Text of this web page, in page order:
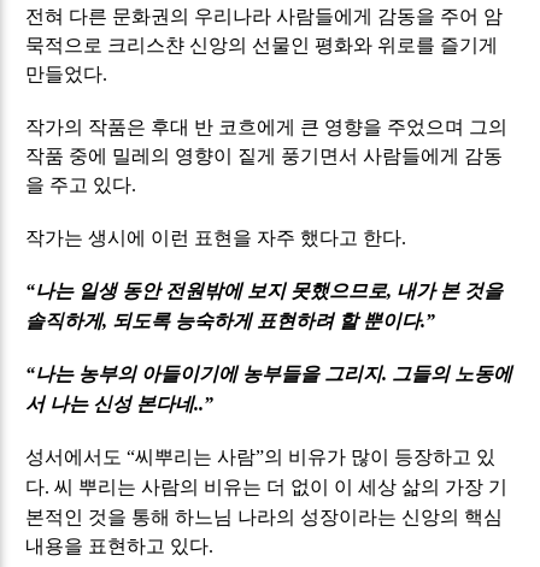
전혀 다른 문화권의 우리나라 사람들에게 감동을 주어 암
묵적으로 크리스챤 신앙의 선물인 평화와 위로를 즐기게
만들었다.
작가의 작품은 후대 반 코흐에게 큰 영향을 주었으며 그의
작품 중에 밀레의 영향이 짙게 풍기면서 사람들에게 감동
을 주고 있다.
작가는 생시에 이런 표현을 자주 했다고 한다.
“나는 일생 동안 전원밖에 보지 못했으므로, 내가 본 것을
솔직하게, 되도록 능숙하게 표현하려 할 뿐이다.”
“나는 농부의 아들이기에 농부들을 그리지. 그들의 노동에
서 나는 신성 본다네..”
성서에서도“씨뿌리는 사람”의 비유가 많이 등장하고 있
다.씨 뿌리는 사람의 비유는 더 없이 이 세상 삶의 가장 기
본적인 것을 통해 하느님 나라의 성장이라는 신앙의 핵심
내용을 표현하고 있다.